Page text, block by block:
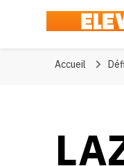
Accueil